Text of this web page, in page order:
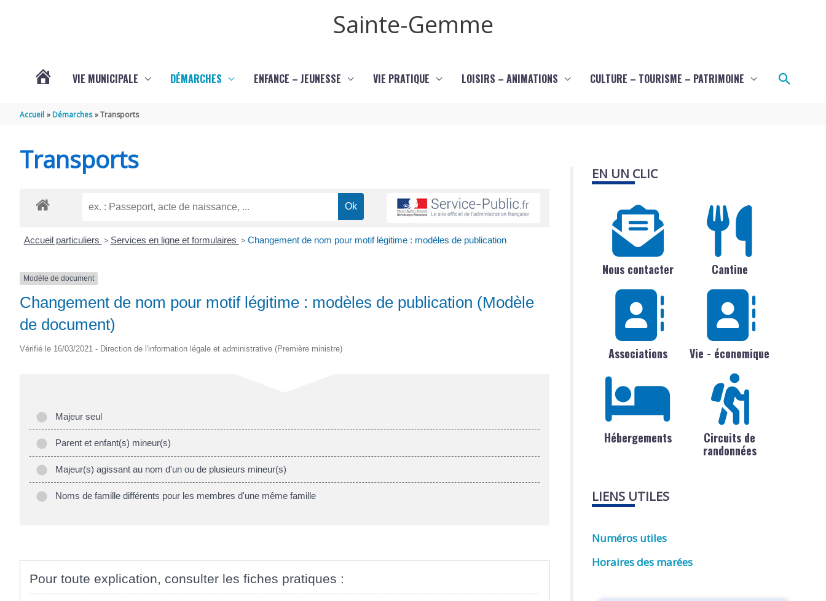
Sainte-Gemme
GEMME
VIE MUNICIPALE DÉMARCHES ENFANCE – JEUNESSE VIE PRATIQUE LOISIRS – ANIMATIONS CULTURE – TOURISME – PATRIMOINE
Accueil Démarches Transports
Transports
Accueil particuliers > Services en ligne et formulaires > Changement de nom pour motif légitime : modèles de publication
Modèle de document
Changement de nom pour motif légitime : modèles de publication (Modèle
de document)
Vérifié le 16/03/2021 - Direction de l'information légale et administrative (Première ministre)
Majeur seul
Parent et enfant(s) mineur(s)
Majeur(s) agissant au nom d'un ou de plusieurs mineur(s)
Noms de famille différents pour les membres d'une même famille
Pour toute explication, consulter les fiches pratiques :
EN UN CLIC
Nous contacter Cantine
Associations Vie - économique
Hébergements
Circuits de
randonnées
LIENS UTILES
Numéros utiles
Horaires des marées